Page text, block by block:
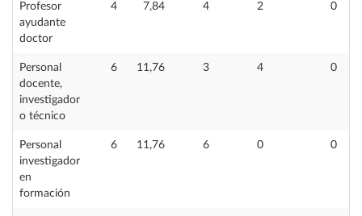
Profesor
ayudante
doctor
4 7,84 4 2 0
Personal
docente,
investigador
o técnico
6 11,76 3 4 0
Personal
investigador
en
formación
6 11,76 6 0 0